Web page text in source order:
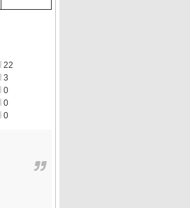
22
3
0
0
0